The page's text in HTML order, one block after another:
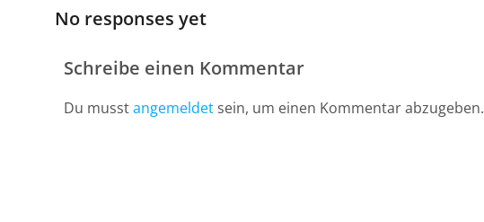
No responses yet
Schreibe einen Kommentar
Du musstangemeldet sein, um einen Kommentar abzugeben.